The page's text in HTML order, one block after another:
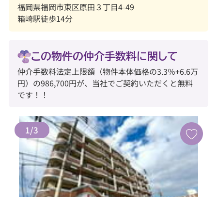
福岡県福岡市東区原田３丁目4-49
箱崎駅徒歩14分
この物件の仲介手数料に関して
仲介手数料法定上限額（物件本体価格の3.3％+6.6万
円）の986,700円が、当社でご契約いただくと無料
です！！
1/3